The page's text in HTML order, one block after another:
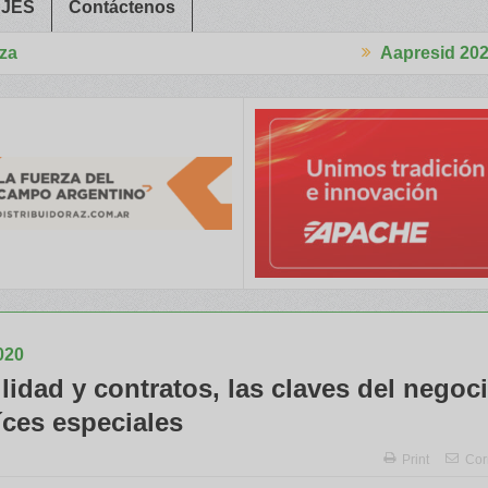
Contáctenos
Aapresid 2026
y contratos, las claves del
especiales
Print